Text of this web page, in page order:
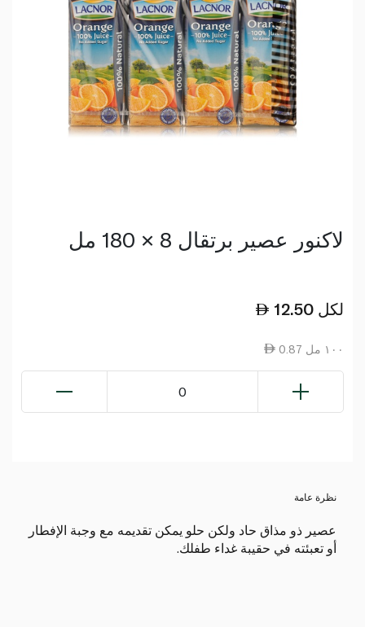
لاكنور عصير برتقال 8 × 180 مل
12.50 لكل
0.87 ١٠٠ مل
0
نظرة عامة
عصير ذو مذاق حاد ولكن حلو يمكن تقديمه مع وجبة الإفطار
أو تعبئته في حقيبة غداء طفلك.